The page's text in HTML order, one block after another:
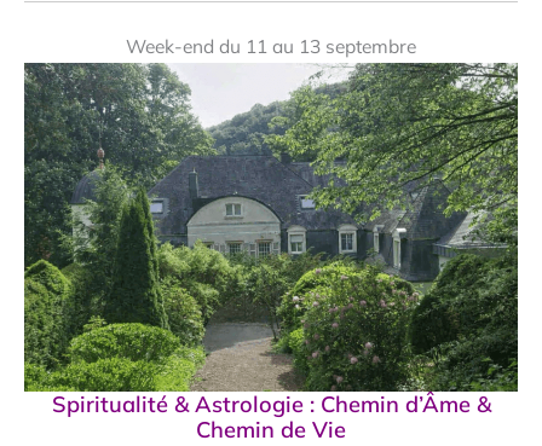
Week-end du 11 au 13 septembre
Spiritualité & Astrologie : Chemin d’Âme &
Chemin de Vie